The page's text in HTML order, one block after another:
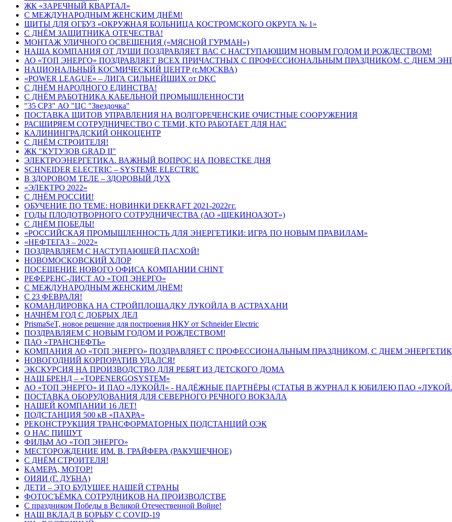
ЖК «ЗАРЕЧНЫЙ КВАРТАЛ»
С МЕЖДУНАРОДНЫМ ЖЕНСКИМ ДНЁМ!
ЩИТЫ ДЛЯ ОГБУЗ «ОКРУЖНАЯ БОЛЬНИЦА КОСТРОМСКОГО ОКРУГА № 1»
С ДНЁМ ЗАЩИТНИКА ОТЕЧЕСТВА!
МОНТАЖ УЛИЧНОГО ОСВЕЩЕНИЯ («МЯСНОЙ ГУРМАН»)
НАША КОМПАНИЯ ОТ ДУШИ ПОЗДРАВЛЯЕТ ВАС С НАСТУПАЮЩИМ НОВЫМ ГОДОМ И РОЖДЕСТВОМ!
АО «ТОП ЭНЕРГО» ПОЗДРАВЛЯЕТ ВСЕХ ПРИЧАСТНЫХ С ПРОФЕССИОНАЛЬНЫМ ПРАЗДНИКОМ, С ДНЕМ
НАЦИОНАЛЬНЫЙ КОСМИЧЕСКИЙ ЦЕНТР (г.МОСКВА)
«POWER LEAGUE» – ЛИГА СИЛЬНЕЙШИХ от DKC
С ДНЁМ НАРОДНОГО ЕДИНСТВА!
С ДНЁМ РАБОТНИКА КАБЕЛЬНОЙ ПРОМЫШЛЕННОСТИ
"35 СРЗ" АО "ЦС "Звездочка"
ПОСТАВКА ЩИТОВ УПРАВЛЕНИЯ НА ВОЛГОРЕЧЕНСКИЕ ОЧИСТНЫЕ СООРУЖЕНИЯ
РАСШИРЯЕМ СОТРУДНИЧЕСТВО С ТЕМИ, КТО РАБОТАЕТ ДЛЯ НАС
КАЛИНИНГРАДСКИЙ ОНКОЦЕНТР
С ДНЁМ СТРОИТЕЛЯ!
ЖК "КУТУЗОВ GRAD II"
ЭЛЕКТРОЭНЕРГЕТИКА. ВАЖНЫЙ ВОПРОС НА ПОВЕСТКЕ ДНЯ
SCHNEIDER ELECTRIC – SYSTEME ELECTRIC
В ЗДОРОВОМ ТЕЛЕ – ЗДОРОВЫЙ ДУХ
«ЭЛЕКТРО 2022»
С ДНЁМ РОССИИ!
ОБУЧЕНИЕ ПО ТЕМЕ: НОВИНКИ DEKRAFT 2021-2022гг.
ГОДЫ ПЛОДОТВОРНОГО СОТРУДНИЧЕСТВА (АО «ЩЕКИНОАЗОТ»)
С ДНЁМ ПОБЕДЫ!
«РОССИЙСКАЯ ПРОМЫШЛЕННОСТЬ ДЛЯ ЭНЕРГЕТИКИ: ИГРА ПО НОВЫМ ПРАВИЛАМ»
«НЕФТЕГАЗ – 2022»
ПОЗДРАВЛЯЕМ С НАСТУПАЮЩЕЙ ПАСХОЙ!
НОВОМОСКОВСКИЙ ХЛОР
ПОСЕЩЕНИЕ НОВОГО ОФИСА КОМПАНИИ CHINT
РЕФЕРЕНС-ЛИСТ АО «ТОП ЭНЕРГО»
С МЕЖДУНАРОДНЫМ ЖЕНСКИМ ДНЁМ!
С 23 ФЕВРАЛЯ!
КОМАНДИРОВКА НА СТРОЙПЛОЩАДКУ ЛУКОЙЛА В АСТРАХАНИ
НАЧНЁМ ГОД С ДОБРЫХ ДЕЛ
PrismaSeT, новое решение для построения НКУ от Schneider Electric
ПОЗДРАВЛЯЕМ С НОВЫМ ГОДОМ И РОЖДЕСТВОМ!
ПАО «ТРАНСНЕФТЬ»
КОМПАНИЯ АО «ТОП ЭНЕРГО» ПОЗДРАВЛЯЕТ С ПРОФЕССИОНАЛЬНЫМ ПРАЗДНИКОМ, С ДНЕМ
НОВОГОДНИЙ КОРПОРАТИВ УДАЛСЯ!
ЭКСКУРСИЯ НА ПРОИЗВОДСТВО ДЛЯ РЕБЯТ ИЗ ДЕТСКОГО ДОМА
НАШ БРЕНД – «TOPENERGOSYSTEM»
АО «ТОП ЭНЕРГО» И ПАО «ЛУКОЙЛ» - НАДЁЖНЫЕ ПАРТНЁРЫ (СТАТЬЯ В ЖУРНАЛ К ЮБИЛЕЮ ПАО
ПОСТАВКА ОБОРУДОВАНИЯ ДЛЯ СЕВЕРНОГО РЕЧНОГО ВОКЗАЛА
НАШЕЙ КОМПАНИИ 16 ЛЕТ!
ПОДСТАНЦИЯ 500 кВ «ПАХРА»
РЕКОНСТРУКЦИЯ ТРАНСФОРМАТОРНЫХ ПОДСТАНЦИЙ ОЭК
О НАС ПИШУТ
ФИЛЬМ АО «ТОП ЭНЕРГО»
МЕСТОРОЖДЕНИЕ ИМ. В. ГРАЙФЕРА (РАКУШЕЧНОЕ)
С ДНЁМ СТРОИТЕЛЯ!
КАМЕРА, МОТОР!
ОИЯИ (Г. ДУБНА)
ДЕТИ – ЭТО БУДУЩЕЕ НАШЕЙ СТРАНЫ
ФОТОСЪЁМКА СОТРУДНИКОВ НА ПРОИЗВОДСТВЕ
С праздником Победы в Великой Отечественной Войне!
НАШ ВКЛАД В БОРЬБУ С COVID-19